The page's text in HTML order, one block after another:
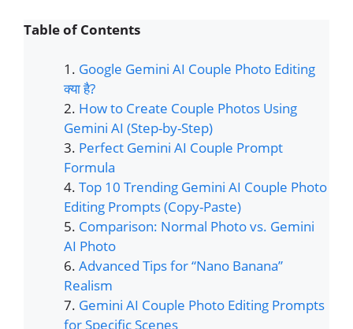
Table of Contents
Google Gemini AI Couple Photo Editing
क्या है?
How to Create Couple Photos Using
Gemini AI (Step-by-Step)
Perfect Gemini AI Couple Prompt
Formula
Top 10 Trending Gemini AI Couple Photo
Editing Prompts (Copy-Paste)
Comparison: Normal Photo vs. Gemini
AI Photo
Advanced Tips for “Nano Banana”
Realism
Gemini AI Couple Photo Editing Prompts
for Specific Scenes